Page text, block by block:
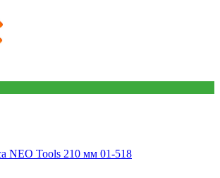
NEO Tools 210 мм 01-518